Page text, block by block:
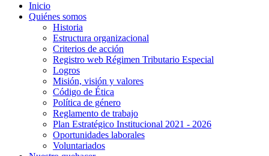
Inicio
Quiénes somos
Historia
Estructura organizacional
Criterios de acción
Registro web Régimen Tributario Especial
Logros
Misión, visión y valores
Código de Ética
Política de género
Reglamento de trabajo
Plan Estratégico Institucional 2021 - 2026
Oportunidades laborales
Voluntariados